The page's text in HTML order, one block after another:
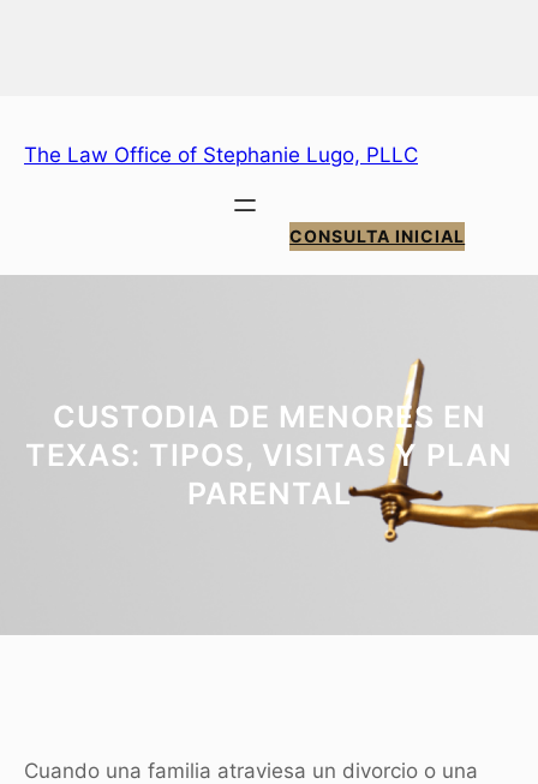
The Law Office of Stephanie Lugo, PLLC
CONSULTA INICIAL
CUSTODIA DE MENORES EN
TEXAS: TIPOS, VISITAS Y PLAN
PARENTAL
Cuando una familia atraviesa un divorcio o una